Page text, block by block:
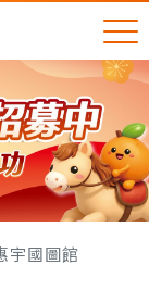
宇國圖館